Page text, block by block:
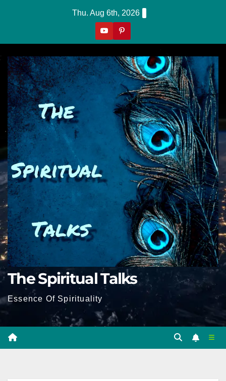
Thu. Aug 6th, 2026
The Spiritual Talks
Essence Of Spirituality